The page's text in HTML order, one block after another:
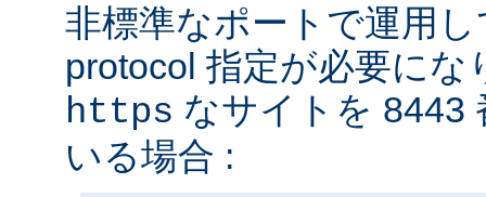
非標準なポートで運用
protocol 指定が必要に
https なサイトを 8443
いる場合 :